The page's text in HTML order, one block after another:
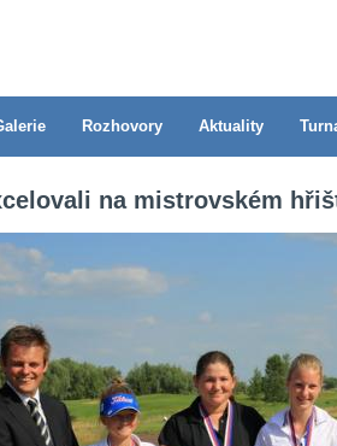
Rozhovory Aktuality
na mistrovském